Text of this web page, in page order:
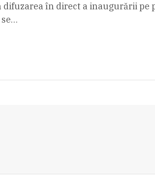
în direct a inaugurării pe
se…